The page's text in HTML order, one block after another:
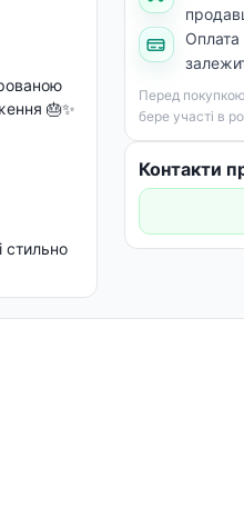
Оплата
Перед
бере участі в
Контакти
🎂✨
стильно